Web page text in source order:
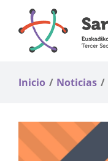
contenido
Inicio Noticias